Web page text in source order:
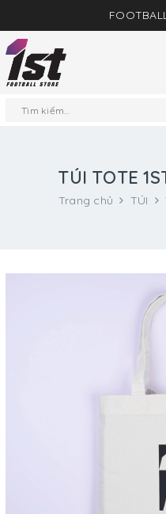
TÚI TOTE
Trang chủ TÚI